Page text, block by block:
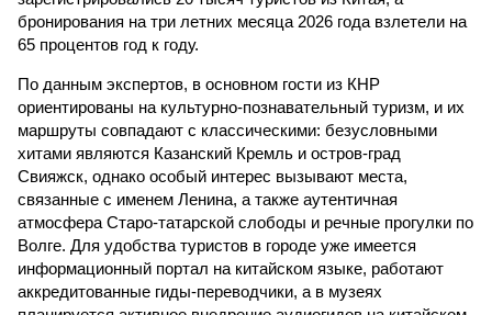
бронирования на три летних месяца 2026 года взлетели на
65 процентов год к году.
По данным экспертов, в основном гости из КНР
ориентированы на культурно-познавательный туризм, и их
маршруты совпадают с классическими: безусловными
хитами являются Казанский Кремль и остров-град
Свияжск, однако особый интерес вызывают места,
связанные с именем Ленина, а также аутентичная
атмосфера Старо-татарской слободы и речные прогулки по
Волге. Для удобства туристов в городе уже имеется
информационный портал на китайском языке, работают
аккредитованные гиды-переводчики, а в музеях